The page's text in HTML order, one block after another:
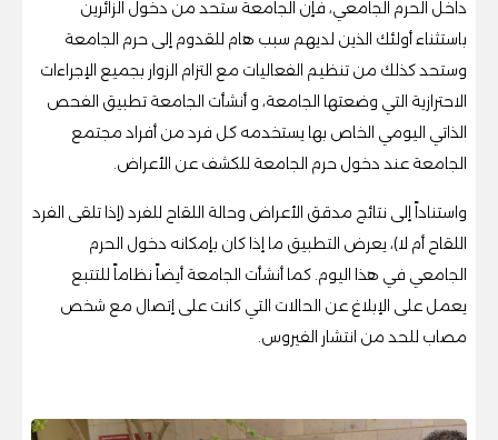
داخل الحرم الجامعي، فإن الجامعة ستحد من دخول الزائرين
باستثناء أولئك الذين لديهم سبب هام للقدوم إلى حرم الجامعة
وستحد كذلك من تنظيم الفعاليات مع التزام الزوار بجميع الإجراءات
الاحترازية التي وضعتها الجامعة، و أنشأت الجامعة تطبيق الفحص
الذاتي اليومي الخاص بها يستخدمه كل فرد من أفراد مجتمع
الجامعة عند دخول حرم الجامعة للكشف عن الأعراض.
واستناداً إلى نتائج مدقق الأعراض وحالة اللقاح للفرد (إذا تلقى الفرد
اللقاح أم لا)، يعرض التطبيق ما إذا كان بإمكانه دخول الحرم
الجامعي في هذا اليوم. كما أنشأت الجامعة أيضاً نظاماً للتتبع
يعمل على الإبلاغ عن الحالات التي كانت على إتصال مع شخص
مصاب للحد من انتشار الفيروس